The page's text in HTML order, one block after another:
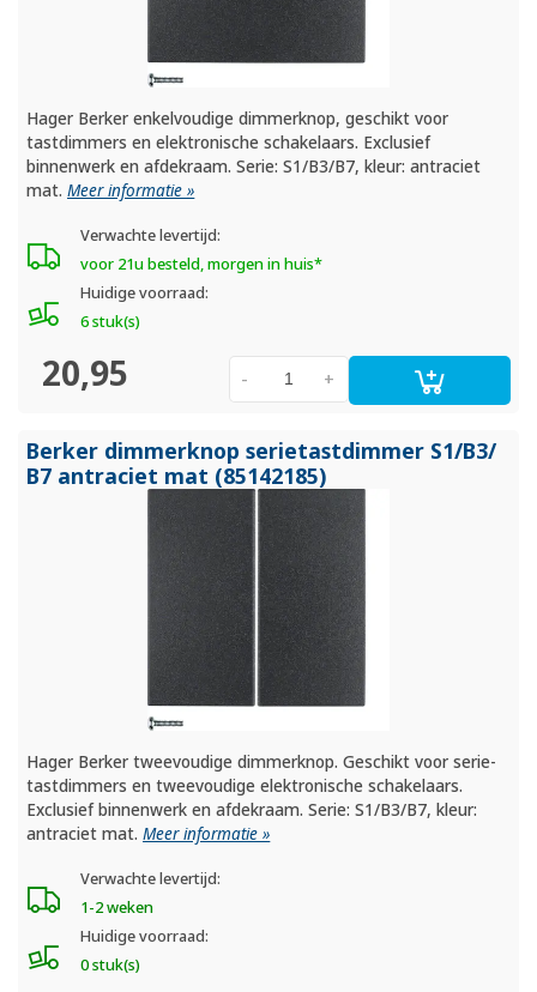
Hager Berker enkelvoudige dimmerknop, geschikt voor
tastdimmers en elektronische schakelaars. Exclusief
binnenwerk en afdekraam. Serie: S1/B3/B7, kleur: antraciet
mat.Meer informatie »
Verwachte levertijd:
voor 21u besteld, morgen in huis*
Huidige voorraad:
6 stuk(s)
20,95 +
-
Berker dimmerknop serietastdimmer S1/B3/
B7 antraciet mat (85142185)
Hager Berker tweevoudige dimmerknop. Geschikt voor serie-
tastdimmers en tweevoudige elektronische schakelaars.
Exclusief binnenwerk en afdekraam. Serie: S1/B3/B7, kleur:
antraciet mat.Meer informatie »
Verwachte levertijd:
1-2 weken
Huidige voorraad:
0 stuk(s)